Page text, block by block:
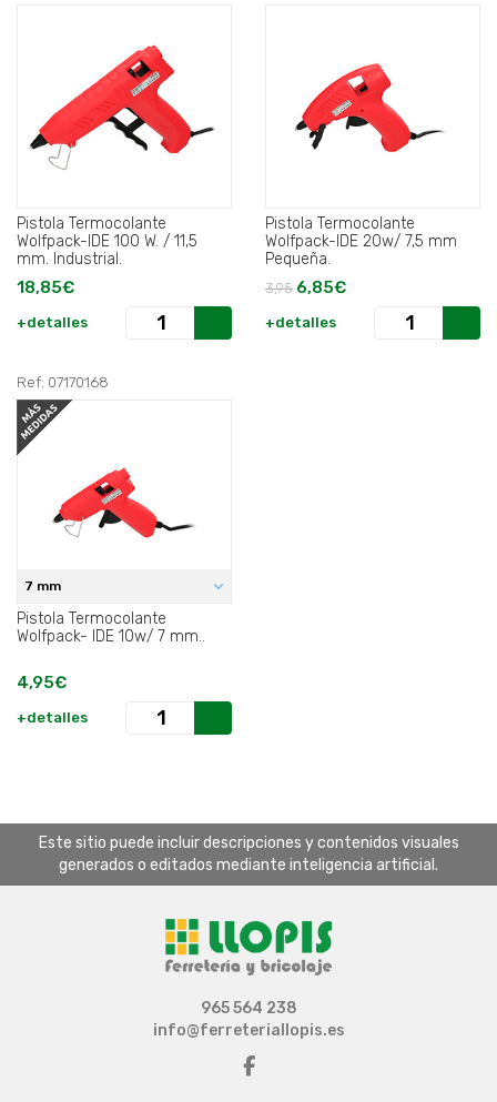
Pistola Termocolante
Wolfpack-IDE 100 W. / 11,5
mm. Industrial.
18,85€
+detalles
Pistola Termocolante
Wolfpack-IDE 20w/ 7,5 mm
Pequeña.
3,95 6,85€
+detalles
Ref: 07170168
7 mm
Pistola Termocolante
Wolfpack- IDE 10w/ 7 mm..
4,95€
+detalles
Este sitio puede incluir descripciones y contenidos visuales
generados o editados mediante inteligencia artificial.
965 564 238
info@ferreteriallopis.es